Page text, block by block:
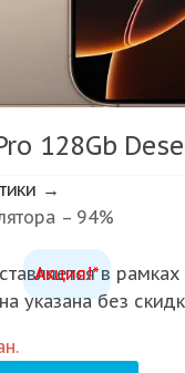
128Gb
→
– 94%
Акция!* в
указана без